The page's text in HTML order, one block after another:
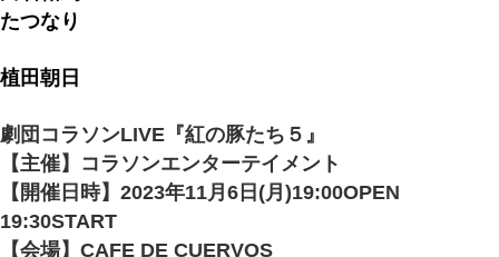
たつなり
植田朝日
劇団コラソンLIVE『紅の豚たち５』
【主催】コラソンエンターテイメント
【開催日時】2023年11月6日(月)19:00OPEN
19:30START
【会場】CAFE DE CUERVOS